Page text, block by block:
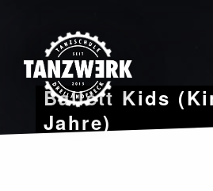
Ballett Kids
Jahre)